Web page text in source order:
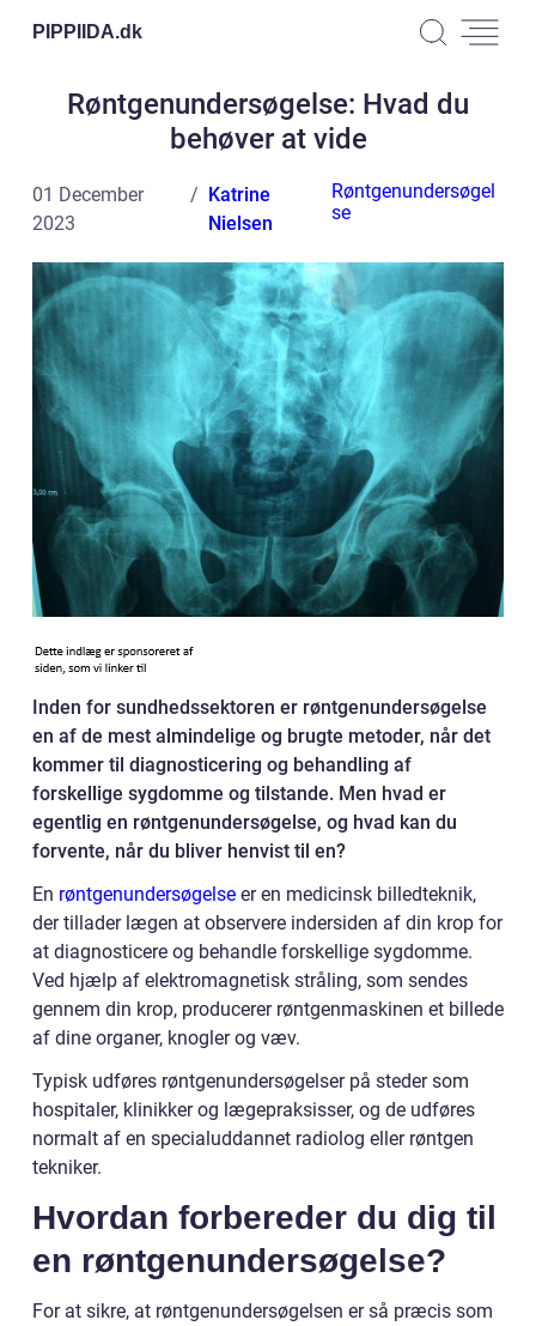
PIPPIIDA.dk
Røntgenundersøgelse: Hvad du
behøver at vide
01 December
2023
Katrine
Nielsen
Røntgenundersøgel
se
Inden for sundhedssektoren er røntgenundersøgelse
en af de mest almindelige og brugte metoder, når det
kommer til diagnosticering og behandling af
forskellige sygdomme og tilstande. Men hvad er
egentlig en røntgenundersøgelse, og hvad kan du
forvente, når du bliver henvist til en?
En røntgenundersøgelse er en medicinsk billedteknik,
der tillader lægen at observere indersiden af din krop for
at diagnosticere og behandle forskellige sygdomme.
Ved hjælp af elektromagnetisk stråling, som sendes
gennem din krop, producerer røntgenmaskinen et billede
af dine organer, knogler og væv.
Typisk udføres røntgenundersøgelser på steder som
hospitaler, klinikker og lægepraksisser, og de udføres
normalt af en specialuddannet radiolog eller røntgen
tekniker.
Hvordan forbereder du dig til
en røntgenundersøgelse?
For at sikre, at røntgenundersøgelsen er så præcis som